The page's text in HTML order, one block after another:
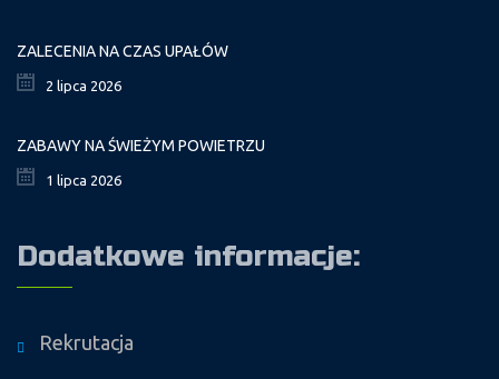
ZALECENIA NA CZAS UPAŁÓW
2 lipca 2026
ZABAWY NA ŚWIEŻYM POWIETRZU
1 lipca 2026
Dodatkowe informacje:
Rekrutacja